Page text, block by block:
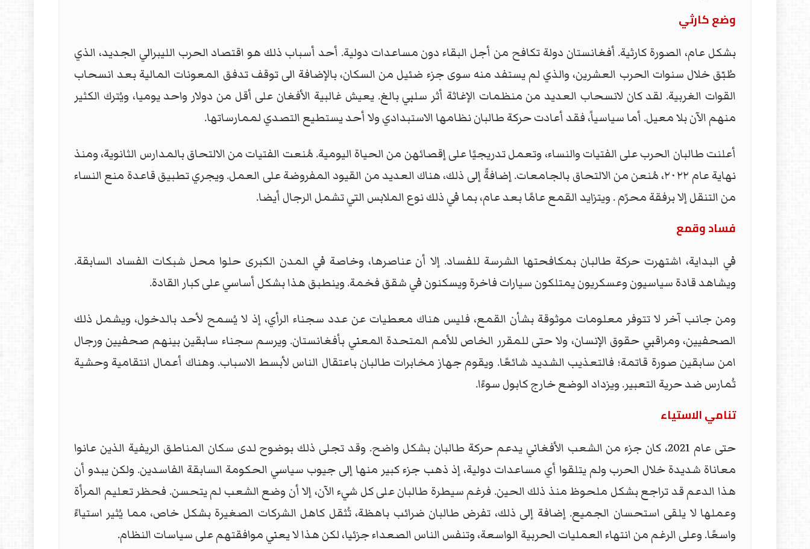
وضع كارثي
بشكل عام، الصورة كارثية. أفغانستان دولة تكافح من أجل البقاء دون مساعدات دولية. أحد أسباب ذلك هو اقتصاد الحرب الليبرالي الجديد، الذي
طُبّق خلال سنوات الحرب العشرين، والذي لم يستفد منه سوى جزء ضئيل من السكان، بالإضافة الى توقف تدفق المعونات المالية بعد انسحاب
القوات الغربية. لقد كان لانسحاب العديد من منظمات الإغاثة أثر سلبي بالغ. يعيش غالبية الأفغان على أقل من دولار واحد يوميا، ويُترك الكثير
منهم الآن بلا معيل. أما سياسياً، فقد أعادت حركة طالبان نظامها الاستبدادي ولا أحد يستطيع التصدي لممارساتها.
أعلنت طالبان الحرب على الفتيات والنساء، وتعمل تدريجيًا على إقصائهن من الحياة اليومية. مُنعت الفتيات من الالتحاق بالمدارس الثانوية، ومنذ
نهاية عام ٢٠٢٢، مُنعن من الالتحاق بالجامعات. إضافةً إلى ذلك، هناك العديد من القيود المفروضة على العمل. ويجري تطبيق قاعدة منع النساء
من التنقل إلا برفقة محرًم . ويتزايد القمع عامًا بعد عام، بما في ذلك نوع الملابس التي تشمل الرجال أيضا.
فساد وقمع
في البداية، اشتهرت حركة طالبان بمكافحتها الشرسة للفساد. إلا أن عناصرها، وخاصة في المدن الكبرى حلوا محل شبكات الفساد السابقة.
ويشاهد قادة سياسيون وعسكريون يمتلكون سيارات فاخرة ويسكنون في شقق فخمة. وينطبق هذا بشكل أساسي على كبار القادة.
ومن جانب آخر لا تتوفر معلومات موثوقة بشأن القمع، فليس هناك معطيات عن عدد سجناء الرأي، إذ لا يُسمح لأحد بالدخول، ويشمل ذلك
الصحفيين، ومراقبي حقوق الإنسان، ولا حتى للمقرر الخاص للأمم المتحدة المعني بأفغانستان. ويرسم سجناء سابقين بينهم صحفيين ورجال
امن سابقين صورة قاتمة؛ فالتعذيب الشديد شائعًا. ويقوم جهاز مخابرات طالبان باعتقال الناس لأبسط الاسباب. وهناك أعمال انتقامية وحشية
تُمارس ضد حرية التعبير. ويزداد الوضع خارج كابول سوءًا.
تنامي الاستياء
حتى عام 2021، كان جزء من الشعب الأفغاني يدعم حركة طالبان بشكل واضح. وقد تجلى ذلك بوضوح لدى سكان المناطق الريفية الذين عانوا
معاناة شديدة خلال الحرب ولم يتلقوا أي مساعدات دولية، إذ ذهب جزء كبير منها إلى جيوب سياسي الحكومة السابقة الفاسدين. ولكن يبدو أن
هذا الدعم قد تراجع بشكل ملحوظ منذ ذلك الحين. فرغم سيطرة طالبان على كل شيء الآن، إلا أن وضع الشعب لم يتحسن. فحظر تعليم المرأة
وعملها لا يلقى استحسان الجميع. إضافة إلى ذلك، تفرض طالبان ضرائب باهظة، تُثقل كاهل الشركات الصغيرة بشكل خاص، مما يُثير استياءً
واسعًا. وعلى الرغم من انتهاء العمليات الحربية الواسعة، وتنفس الناس الصعداء جزئيا، لكن هذا لا يعني موافقتهم على سياسات النظام.